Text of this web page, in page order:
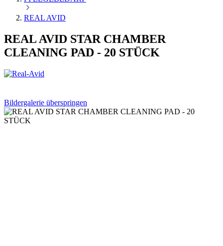
REAL AVID
REAL AVID STAR CHAMBER
CLEANING PAD - 20 STÜCK
Bildergalerie überspringen